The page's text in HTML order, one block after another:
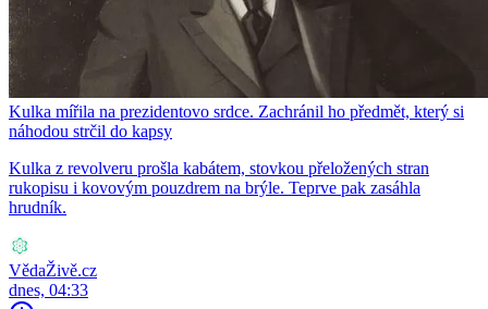
Kulka mířila na prezidentovo srdce. Zachránil ho předmět, který si
náhodou strčil do kapsy
Kulka z revolveru prošla kabátem, stovkou přeložených stran
rukopisu i kovovým pouzdrem na brýle. Teprve pak zasáhla
hrudník.
VědaŽivě.cz
dnes, 04:33